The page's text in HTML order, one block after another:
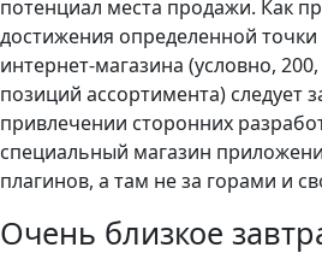
потенциал места продажи. Как
достижения определенной точки
интернет-магазина (условно,
позиций ассортимента) следует
привлечении сторонних
специальный магазин
плагинов, а там не за горами и
Очень близкое